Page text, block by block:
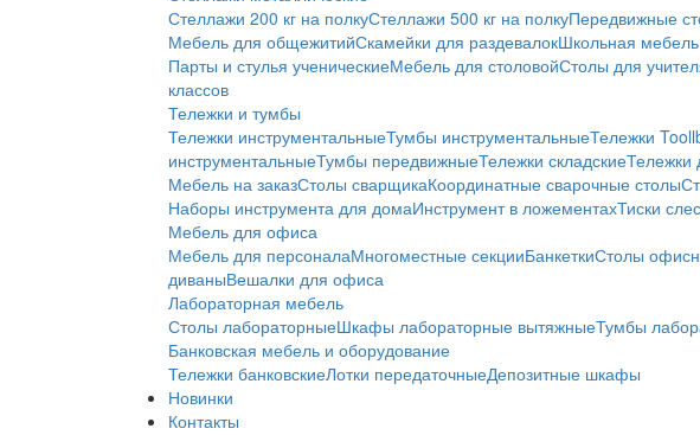
Стеллажи 200 кг на полкуСтеллажи 500 кг на полкуПередвижные
Мебель для общежитийСкамейки для раздевалокШкольная мебель
Парты и стулья ученическиеМебель для столовойСтолы для
классов
Тележки и тумбы
Тележки инструментальныеТумбы инструментальныеТележки
инструментальныеТумбы передвижныеТележки складскиеТележки
Мебель на заказСтолы сварщикаКоординатные сварочные столы
Наборы инструмента для домаИнструмент в ложементахТиски
Мебель для офиса
Мебель для персоналаМногоместные секцииБанкеткиСтолы
диваныВешалки для офиса
Лабораторная мебель
Столы лабораторныеШкафы лабораторные вытяжныеТумбы
Банковская мебель и оборудование
Тележки банковскиеЛотки передаточныеДепозитные шкафы
Новинки
Контакты